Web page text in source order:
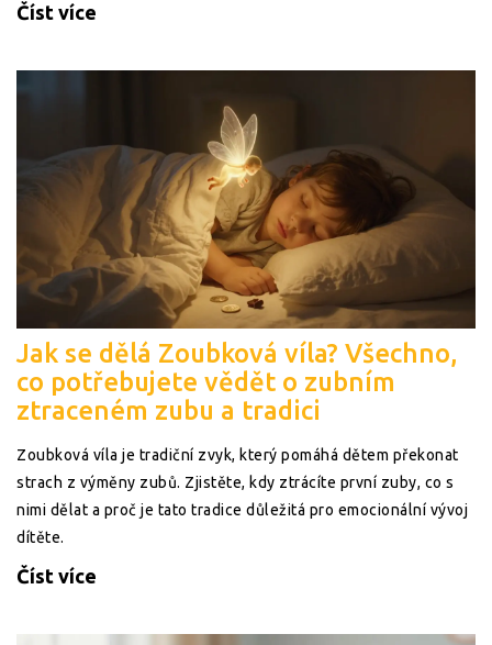
Číst více
Jak se dělá Zoubková víla? Všechno,
co potřebujete vědět o zubním
ztraceném zubu a tradici
Zoubková víla je tradiční zvyk, který pomáhá dětem překonat
strach z výměny zubů. Zjistěte, kdy ztrácíte první zuby, co s
nimi dělat a proč je tato tradice důležitá pro emocionální vývoj
dítěte.
Číst více